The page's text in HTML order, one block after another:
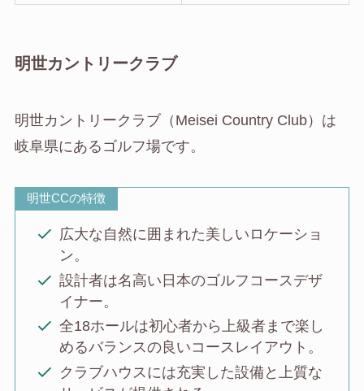
明世カントリークラブ
明世カントリークラブ（Meisei Country Club）は
岐阜県にあるゴルフ場です。
明世CCの特徴
広大な自然に囲まれた美しいロケーショ
ン。
設計者は名高い日本のゴルフコースデザ
イナー。
全18ホールは初心者から上級者まで楽し
めるバランスの良いコースレイアウト。
クラブハウスには充実した設備と上質な